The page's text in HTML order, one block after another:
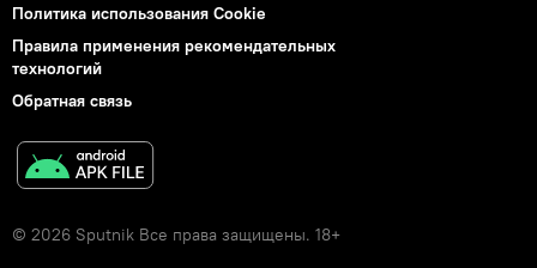
Политика использования Cookie
Правила применения рекомендательных
технологий
Обратная связь
© 2026 Sputnik Все права защищены. 18+